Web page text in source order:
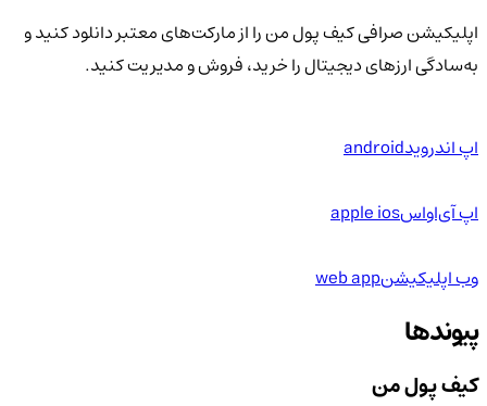
اپلیکیشن صرافی کیف پول من را از مارکت‌های معتبر دانلود کنید و
به‌سادگی ارزهای دیجیتال را خرید، فروش و مدیریت کنید.
اپ اندرویدandroid
اپ آی‌او‌اسapple ios
وب اپلیکیشنweb app
پیوندها
کیف پول من